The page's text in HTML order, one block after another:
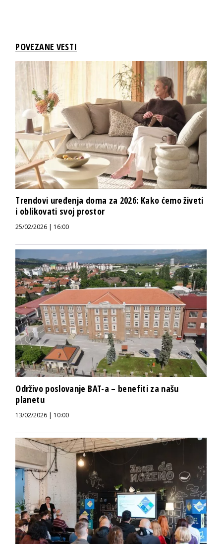
POVEZANE VESTI
Trendovi uređenja doma za 2026: Kako ćemo živeti
i oblikovati svoj prostor
25/02/2026 | 16:00
Održivo poslovanje BAT-a – benefiti za našu
planetu
13/02/2026 | 10:00